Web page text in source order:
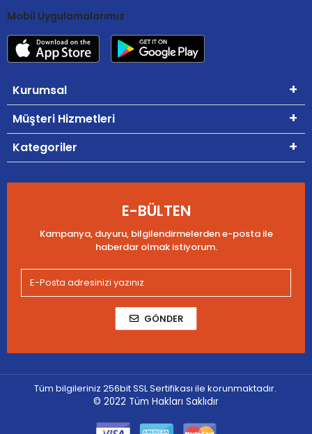
Mobil Uygulamalarımız
Kurumsal
Müşteri Hizmetleri
Kategoriler
E-BÜLTEN
Kampanya, duyuru, bilgilendirmelerden e-posta ile
haberdar olmak istiyorum.
GÖNDER
Tüm bilgileriniz 256bit SSL Sertifikası ile korunmaktadır.
© 2022 Tüm Hakları Saklıdır